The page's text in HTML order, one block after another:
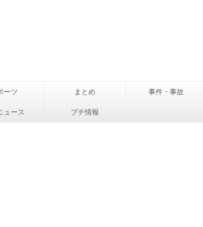
ーツ まとめ 事件・事故
ュース プチ情報